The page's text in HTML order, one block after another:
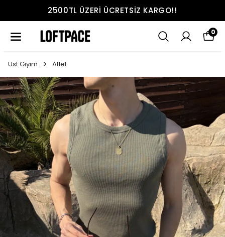
2500TL ÜZERI ÜCRETSIZ KARGO!!
0
Üst Giyim Atlet